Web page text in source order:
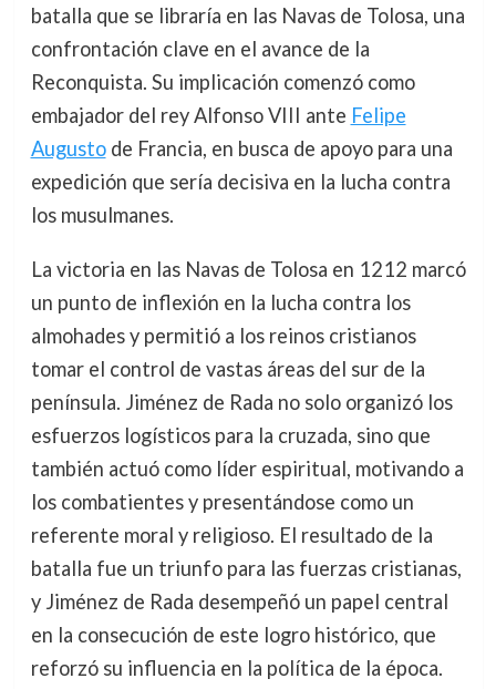
batalla que se libraría en las Navas de Tolosa, una
confrontación clave en el avance de la
Reconquista. Su implicación comenzó como
embajador del rey Alfonso VIII ante Felipe
Augustode Francia, en busca de apoyo para una
expedición que sería decisiva en la lucha contra
los musulmanes.
La victoria en las Navas de Tolosa en 1212 marcó
un punto de inflexión en la lucha contra los
almohades y permitió a los reinos cristianos
tomar el control de vastas áreas del sur de la
península. Jiménez de Rada no solo organizó los
esfuerzos logísticos para la cruzada, sino que
también actuó como líder espiritual, motivando a
los combatientes y presentándose como un
referente moral y religioso. El resultado de la
batalla fue un triunfo para las fuerzas cristianas,
y Jiménez de Rada desempeñó un papel central
en la consecución de este logro histórico, que
reforzó su influencia en la política de la época.